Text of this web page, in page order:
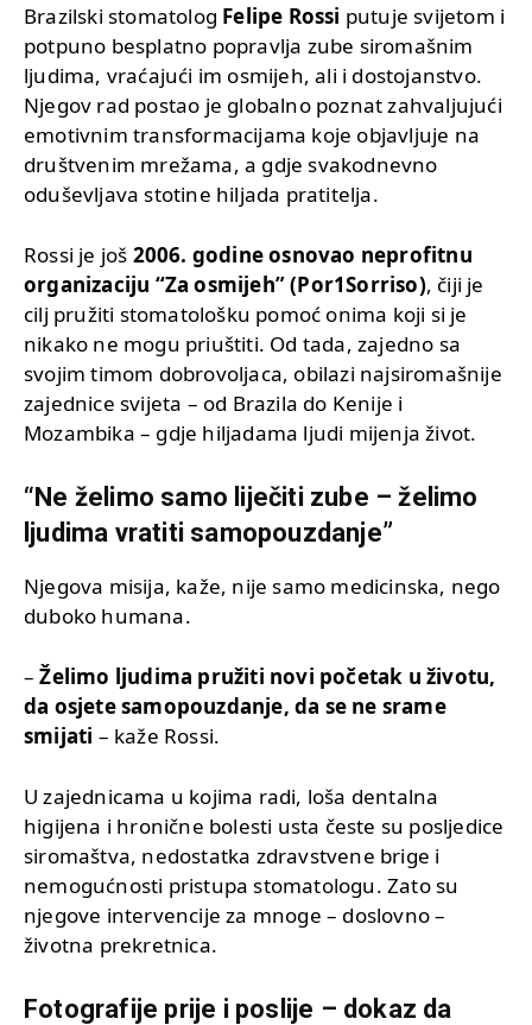
Brazilski stomatolog Felipe Rossi putuje svijetom i
potpuno besplatno popravlja zube siromašnim
ljudima, vraćajući im osmijeh, ali i dostojanstvo.
Njegov rad postao je globalno poznat zahvaljujući
emotivnim transformacijama koje objavljuje na
društvenim mrežama, a gdje svakodnevno
oduševljava stotine hiljada pratitelja.
Rossi je još 2006. godine osnovao neprofitnu
organizaciju “Za osmijeh” (Por1Sorriso), čiji je
cilj pružiti stomatološku pomoć onima koji si je
nikako ne mogu priuštiti. Od tada, zajedno sa
svojim timom dobrovoljaca, obilazi najsiromašnije
zajednice svijeta – od Brazila do Kenije i
Mozambika – gdje hiljadama ljudi mijenja život.
“Ne želimo samo liječiti zube – želimo
ljudima vratiti samopouzdanje”
Njegova misija, kaže, nije samo medicinska, nego
duboko humana.
–Želimo ljudima pružiti novi početak u životu,
da osjete samopouzdanje, da se ne srame
smijati – kaže Rossi.
U zajednicama u kojima radi, loša dentalna
higijena i hronične bolesti usta česte su posljedice
siromaštva, nedostatka zdravstvene brige i
nemogućnosti pristupa stomatologu. Zato su
njegove intervencije za mnoge – doslovno –
životna prekretnica.
Fotografije prije i poslije – dokaz da